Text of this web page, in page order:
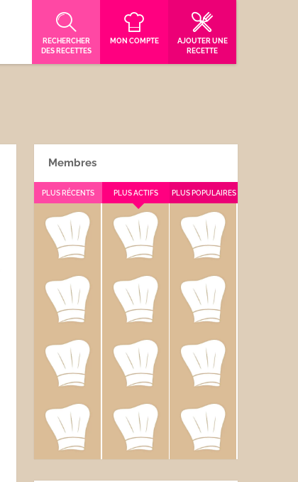
RECHERCHER
DES RECETTES
MON COMPTE
AJOUTER UNE
RECETTE
Membres
PLUS RÉCENTS PLUS ACTIFS PLUS POPULAIRES